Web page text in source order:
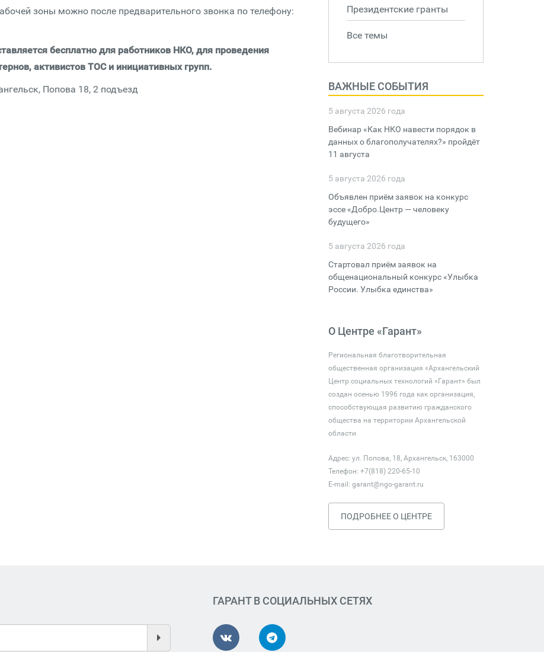
зоны можно после предварительного звонка по телефону:
бесплатно для работников НКО, для проведения
активистов ТОС и инициативных групп.
Попова 18, 2 подъезд
Президентские гранты
Все темы
ВАЖНЫЕ СОБЫТИЯ
5 августа 2026 года
Вебинар «Как НКО навести порядок в
данных о благополучателях?» пройдёт
11 августа
5 августа 2026 года
Объявлен приём заявок на конкурс
эссе «Добро.Центр — человеку
будущего»
5 августа 2026 года
Стартовал приём заявок на
общенациональный конкурс «Улыбка
России. Улыбка единства»
О Центре «Гарант»
Региональная благотворительная
общественная организация «Архангельский
Центр социальных технологий «Гарант» был
создан осенью 1996 года как организация,
способствующая развитию гражданского
общества на территории Архангельской
области
Адрес: ул. Попова, 18, Архангельск, 163000
Телефон: +7(818) 220-65-10
E-mail: garant@ngo-garant.ru
ПОДРОБНЕЕ О ЦЕНТРЕ
ГАРАНТ В СОЦИАЛЬНЫХ СЕТЯХ